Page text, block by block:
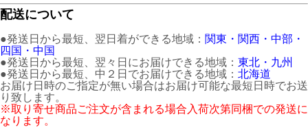
配送について
●発送日から最短、翌日着ができる地域： 関東・関西・中部・
四国・中国
●発送日から最短、翌々日にお届けできる地域： 東北・九州
●発送日から最短、中２日でお届けできる地域： 北海道
お届け日時のご指定が無い場合はお届け可能な最短日時でお送
り致します。
※取り寄せ商品ご注文が含まれる場合入荷次第同梱での発送に
なります。